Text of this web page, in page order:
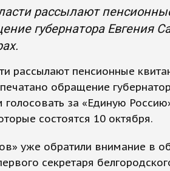
рассылают
губернатора Евгения
рассылают пенсионные
обращение
за «Единую
состоятся 10 октября.
уже обратили внимание в
секретаря